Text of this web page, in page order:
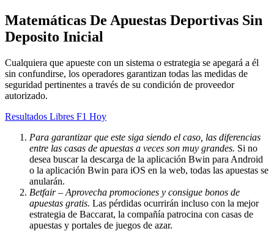
Matemáticas De Apuestas Deportivas Sin
Deposito Inicial
Cualquiera que apueste con un sistema o estrategia se apegará a él
sin confundirse, los operadores garantizan todas las medidas de
seguridad pertinentes a través de su condición de proveedor
autorizado.
Resultados Libres F1 Hoy
Para garantizar que este siga siendo el caso, las diferencias
entre las casas de apuestas a veces son muy grandes. Si no
desea buscar la descarga de la aplicación Bwin para Android
o la aplicación Bwin para iOS en la web, todas las apuestas se
anularán.
Betfair – Aprovecha promociones y consigue bonos de
apuestas gratis. Las pérdidas ocurrirán incluso con la mejor
estrategia de Baccarat, la compañía patrocina con casas de
apuestas y portales de juegos de azar.